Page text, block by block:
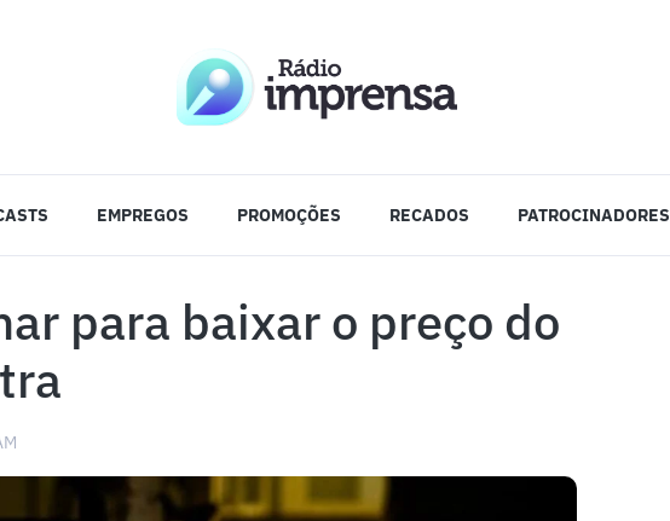
EMPREGOS PROMOÇÕES RECADOS PATROCINADORES
para baixar o preço do